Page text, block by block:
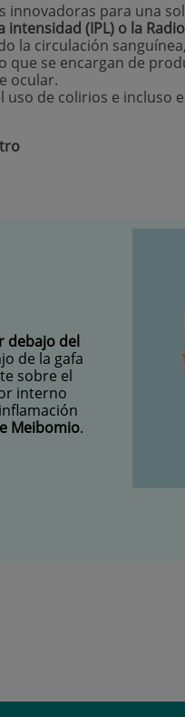
innovadoras para una
(IPL) o la
la circulación
que se encargan de
ocular.
de colirios e incluso
debajo del
de la gafa
sobre el
interno
Meibomio.